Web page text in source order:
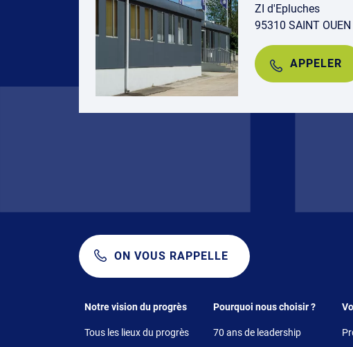
ZI d'Epluches
95310 SAINT OUEN
APPELER
ON VOUS RAPPELLE
Footer 1
Notre vision du progrès
Tous les lieux du progrès
Footer 2
Pourquoi nous choisir ?
70 ans de leadership